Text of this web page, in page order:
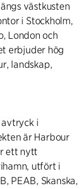
västkusten
i Stockholm,
London och
erbjuder hög
landskap,
avtryck i
är Harbour
ett nytt
utfört i
PEAB, Skanska,